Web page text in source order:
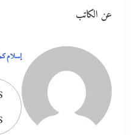
عن الكاتب
إسلام